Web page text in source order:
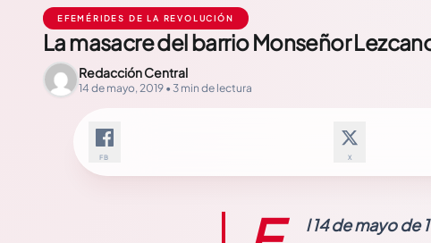
EFEMÉRIDES DE LA REVOLUCIÓN
La masacre del barrio Monseñor
Redacción Central
14 de mayo, 2019 • 3 min de lectura
FB X
l 14 de mayo de